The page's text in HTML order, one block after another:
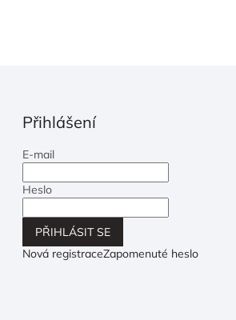
Přihlášení
E-mail
Heslo
PŘIHLÁSIT SE
Nová registraceZapomenuté heslo